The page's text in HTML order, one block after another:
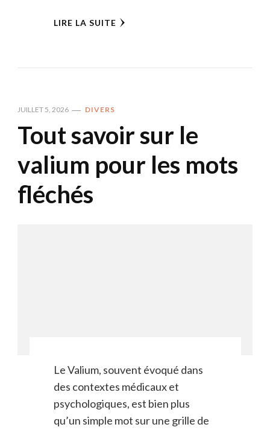
LIRE LA SUITE
JUILLET 5, 2026 DIVERS
Tout savoir sur le
valium pour les mots
fléchés
Le Valium, souvent évoqué dans
des contextes médicaux et
psychologiques, est bien plus
qu’un simple mot sur une grille de